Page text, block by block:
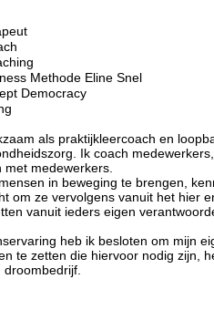
Methode Eline Snel
Democracy
als praktijkleercoach en
Ik coach
medewerkers.
in beweging te brengen,
om ze vervolgens vanuit het hier
vanuit ieders eigen
heb ik besloten om mijn
te zetten die hiervoor nodig zijn,